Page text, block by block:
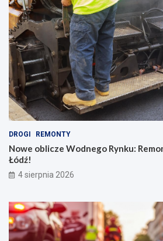
DROGI REMONTY
Nowe oblicze Wodnego Rynku:
Łódź!
4 sierpnia 2026